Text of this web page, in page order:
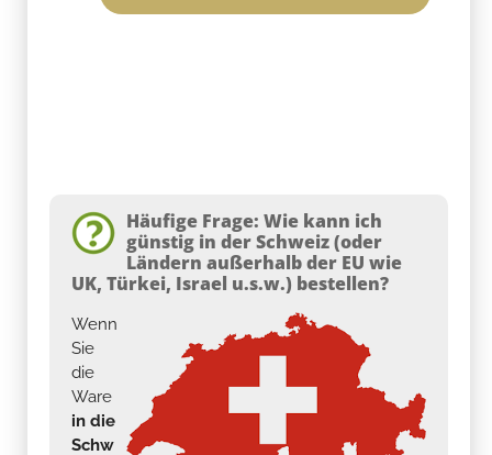
Häufige Frage: Wie kann ich
günstig in der Schweiz (oder
Ländern außerhalb der EU wie
UK, Türkei, Israel u.s.w.) bestellen?
Wenn
Sie
die
Ware
in die
Schw